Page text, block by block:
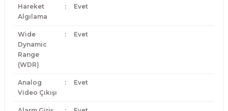
Hareket
Algılama
: Evet
Wide
Dynamic
Range
(WDR)
: Evet
Analog
Video Çıkışı
: Evet